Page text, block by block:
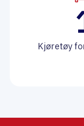
Kjøretøy